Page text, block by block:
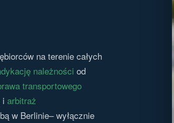
na terenie całych
należności od
transportowego
i arbitraż
w Berlinie– wyłącznie